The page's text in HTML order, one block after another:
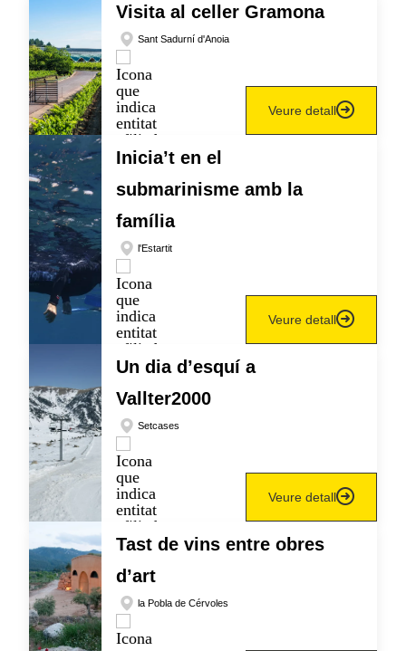
Visita al celler Gramona
Sant Sadurní d'Anoia
Veure detall
Inicia’t en el
submarinisme amb la
família
l'Estartit
Veure detall
Un dia d’esquí a
Vallter2000
Setcases
Veure detall
Tast de vins entre obres
d’art
la Pobla de Cérvoles